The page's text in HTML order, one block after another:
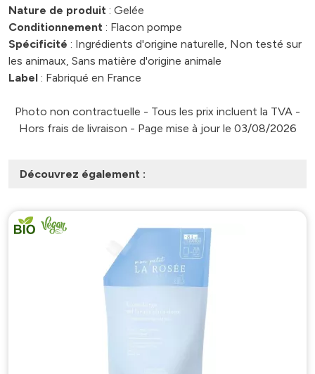
Nature de produit : Gelée
Conditionnement : Flacon pompe
Spécificité : Ingrédients d'origine naturelle, Non testé sur
les animaux, Sans matière d'origine animale
Label : Fabriqué en France
Photo non contractuelle - Tous les prix incluent la TVA -
Hors frais de livraison - Page mise à jour le 03/08/2026
Découvrez également :